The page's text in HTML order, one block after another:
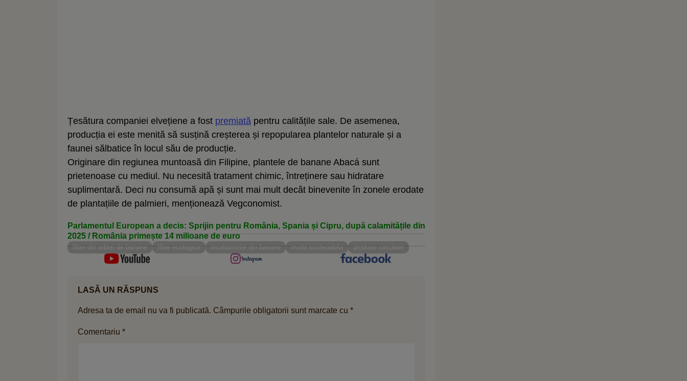
Țesătura companiei elvețiene a fost premiată pentru calitățile sale. De asemenea,
producția ei este menită să susțină creșterea și repopularea plantelor naturale și a
faunei sălbatice în locul său de producție.
Originare din regiunea muntoasă din Filipine, plantele de banane Abacá sunt
prietenoase cu mediul. Nu necesită tratament chimic, întreținere sau hidratare
suplimentară. Deci nu consumă apă și sunt mai mult decât binevenite în zonele erodate
de plantațiile de palmieri, menționează Vegconomist.
Parlamentul European a decis: Sprijin pentru România, Spania și Cipru, după calamitățile din
2025 / România primește 14 milioane de euro
fibre din arbori de banane fibre ecologice incaltaminte din banane moda sustenabila produse circulare
LASĂ UN RĂSPUNS
Adresa ta de email nu va fi publicată. Câmpurile obligatorii sunt marcate cu *
Comentariu *